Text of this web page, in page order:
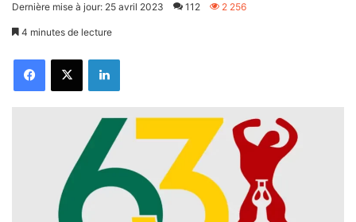
Dernière mise à jour: 25 avril 2023 112 2 256
4 minutes de lecture
FacebookX Linkedin